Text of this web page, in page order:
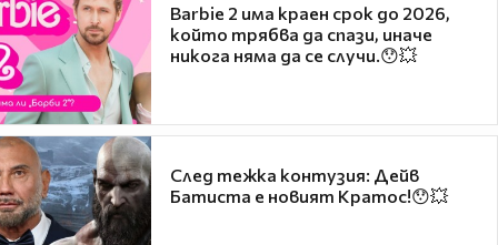
Barbie 2 има краен срок до 2026,
който трябва да спази, иначе
никога няма да се случи.😯💥
След тежка контузия: Дейв
Батиста е новият Кратос!😯💥